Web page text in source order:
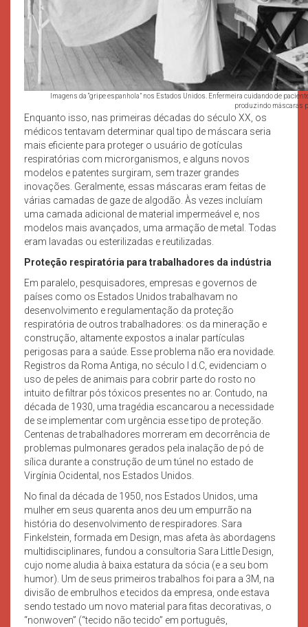
Imagens da “gripe espanhola” nos Estados Unidos. Enfermeira cuidando de
produzindo máscaras
Enquanto isso, nas primeiras décadas do século XX, os
médicos tentavam determinar qual tipo de máscara seria
mais eficiente para proteger o usuário de gotículas
respiratórias com microrganismos, e alguns novos
modelos e patentes surgiram, sem trazer grandes
inovações. Geralmente, essas máscaras eram feitas de
várias camadas de gaze de algodão. Às vezes incluíam
uma camada adicional de material impermeável e, nos
modelos mais avançados, uma armação de metal. Todas
eram lavadas ou esterilizadas e reutilizadas.
Proteção respiratória para trabalhadores da indústria
Em paralelo, pesquisadores, empresas e governos de
países como os Estados Unidos trabalhavam no
desenvolvimento e regulamentação da proteção
respiratória de outros trabalhadores: os da mineração e
construção, altamente expostos a inalar partículas
perigosas para a saúde. Esse problema não era novidade.
Registros da Roma Antiga, no século I d.C, evidenciam o
uso de peles de animais para cobrir parte do rosto no
intuito de filtrar pós tóxicos presentes no ar. Contudo, na
década de 1930, uma tragédia escancarou a necessidade
de se implementar com urgência esse tipo de proteção.
Centenas de trabalhadores morreram em decorrência de
problemas pulmonares gerados pela inalação de pó de
sílica durante a construção de um túnel no estado de
Virgínia Ocidental, nos Estados Unidos.
No final da década de 1950, nos Estados Unidos, uma
mulher em seus quarenta anos deu um empurrão na
história do desenvolvimento de respiradores. Sara
Finkelstein, formada em Design, mas afeta às abordagens
multidisciplinares, fundou a consultoria Sara Little Design,
cujo nome aludia à baixa estatura da sócia (e a seu bom
humor). Um de seus primeiros trabalhos foi para a 3M, na
divisão de embrulhos e tecidos da empresa, onde estava
sendo testado um novo material para fitas decorativas, o
“nonwoven” (“tecido não tecido” em português,